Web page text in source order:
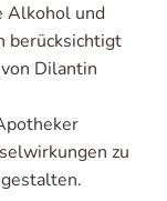
Alkohol und
berücksichtigt
Dilantin
zu